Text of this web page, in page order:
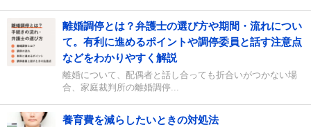
離婚調停とは？弁護士の選び方や期間・流れについ
て。有利に進めるポイントや調停委員と話す注意点
などをわかりやすく解説
離婚について、配偶者と話し合っても折合いがつかない場
合、家庭裁判所の離婚調停...
養育費を減らしたいときの対処法